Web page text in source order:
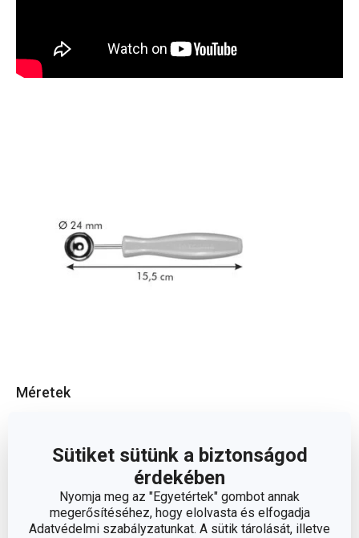
Sütiket sütünk a biztonságod
érdekében
Nyomja meg az "Egyetértek" gombot annak
megerősítéséhez, hogy elolvasta és elfogadja
Adatvédelmi szabályzatunkat. A sütik tárolását, illetve
Méretek